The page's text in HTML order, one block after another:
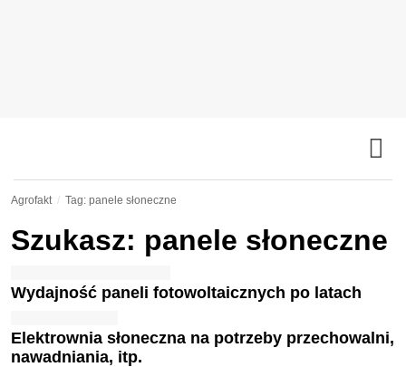
Agrofakt Tag: panele słoneczne
Szukasz: panele słoneczne
Wydajność paneli fotowoltaicznych po latach
Elektrownia słoneczna na potrzeby przechowalni,
nawadniania, itp.